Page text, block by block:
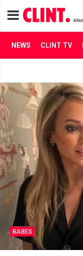
NEWS CLINT TV
BABES